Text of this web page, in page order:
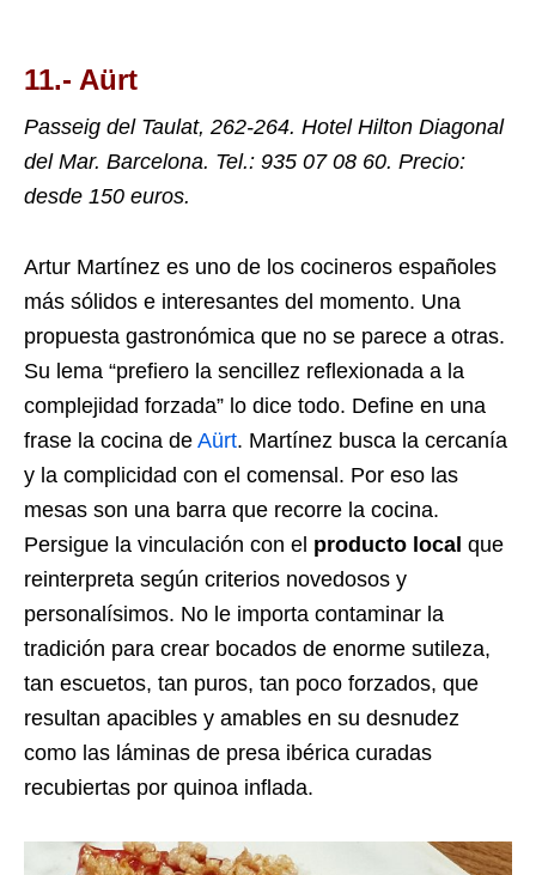
11.- Aürt
Passeig del Taulat, 262-264. Hotel Hilton Diagonal
del Mar. Barcelona. Tel.: 935 07 08 60. Precio:
desde 150 euros.
Artur Martínez es uno de los cocineros españoles
más sólidos e interesantes del momento. Una
propuesta gastronómica que no se parece a otras.
Su lema “prefiero la sencillez reflexionada a la
complejidad forzada” lo dice todo. Define en una
frase la cocina de Aürt. Martínez busca la cercanía
y la complicidad con el comensal. Por eso las
mesas son una barra que recorre la cocina.
Persigue la vinculación con el producto local que
reinterpreta según criterios novedosos y
personalísimos. No le importa contaminar la
tradición para crear bocados de enorme sutileza,
tan escuetos, tan puros, tan poco forzados, que
resultan apacibles y amables en su desnudez
como las láminas de presa ibérica curadas
recubiertas por quinoa inflada.